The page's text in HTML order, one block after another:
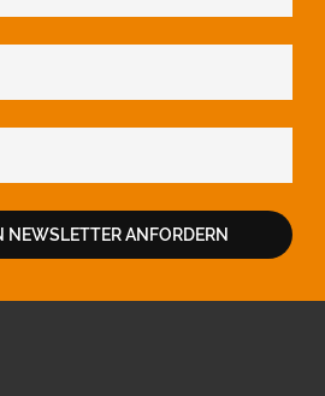
NEWSLETTER ANFORDERN